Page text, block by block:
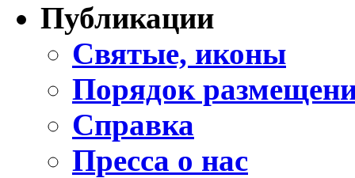
Публикации
Святые, иконы
Порядок
Справка
Пресса о нас